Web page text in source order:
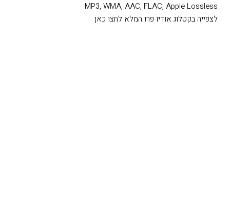
MP3, WMA, AAC, FLAC, Apple Lossless
לצפייה בקטלוג אודיו פרו המלא לחצו כאן